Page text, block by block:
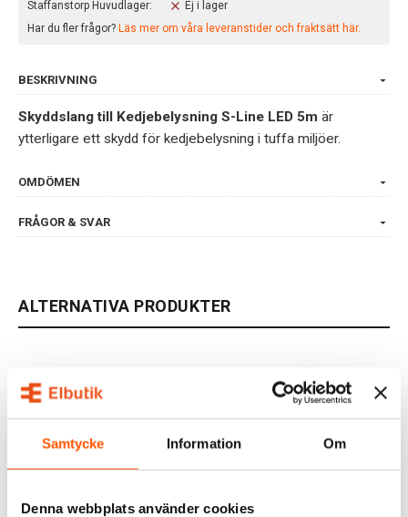
Samtycke Information Om
Denna webbplats använder cookies
Staffanstorp Huvudlager:
Ej i lager
Har du fler frågor? Läs mer om våra leveranstider och fraktsätt här.
BESKRIVNING
Skyddslang till Kedjebelysning S-Line LED 5m är
ytterligare ett skydd för kedjebelysning i tuffa miljöer.
OMDÖMEN
FRÅGOR & SVAR
ALTERNATIVA PRODUKTER
Amiga Amiga